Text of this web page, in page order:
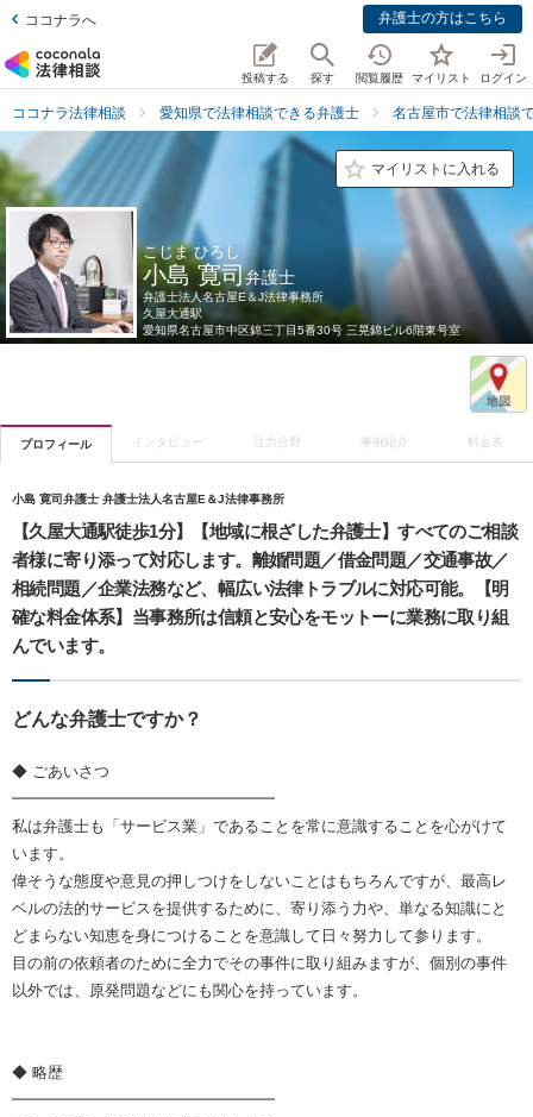
ココナラへ 弁護士の方はこちら
投稿する 探す 閲覧履歴 マイリスト ログイン
ココナラ法律相談 愛知県で法律相談できる弁護士 名古屋市で法律相談
マイリストに入れる
こじま ひろし
小島 寛司弁護士
弁護士法人名古屋E＆J法律事務所
久屋大通駅
愛知県名古屋市中区錦三丁目5番30号 三晃錦ビル6階東号室
プロフィール インタビュー 注力分野 事例紹介 料金表
小島 寛司弁護士 弁護士法人名古屋E＆J法律事務所
【久屋大通駅徒歩1分】【地域に根ざした弁護士】すべてのご相談
者様に寄り添って対応します。離婚問題／借金問題／交通事故／
相続問題／企業法務など、幅広い法律トラブルに対応可能。【明
確な料金体系】当事務所は信頼と安心をモットーに業務に取り組
んでいます。
どんな弁護士ですか？
◆ ごあいさつ
━━━━━━━━━━━━━━━━━
私は弁護士も「サービス業」であることを常に意識することを心がけて
います。
偉そうな態度や意見の押しつけをしないことはもちろんですが、最高レ
ベルの法的サービスを提供するために、寄り添う力や、単なる知識にと
どまらない知恵を身につけることを意識して日々努力して参ります。
目の前の依頼者のために全力でその事件に取り組みますが、個別の事件
以外では、原発問題などにも関心を持っています。
◆ 略歴
━━━━━━━━━━━━━━━━━